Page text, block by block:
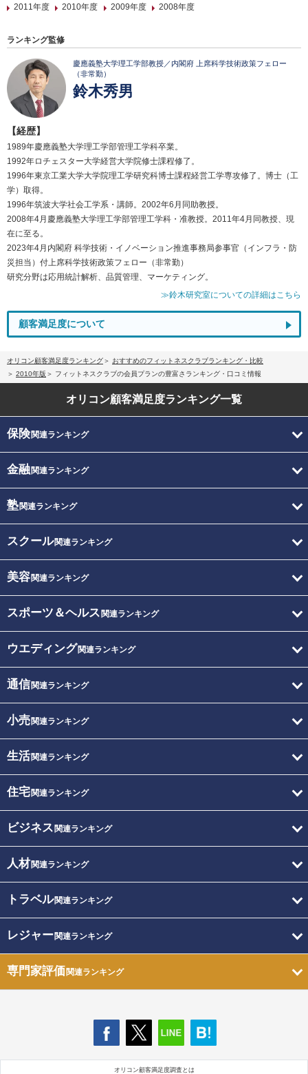
2011年度
2010年度 2009年度 2008年度
ランキング監修
慶應義塾大学理工学部教授／内閣府 上席科学技術政策フェロー
（非常勤）
鈴木秀男
【経歴】
1989年慶應義塾大学理工学部管理工学科卒業。
1992年ロチェスター大学経営大学院修士課程修了。
1996年東京工業大学大学院理工学研究科博士課程経営工学専攻修了。博士（工
学）取得。
1996年筑波大学社会工学系・講師。2002年6月同助教授。
2008年4月慶應義塾大学理工学部管理工学科・准教授。2011年4月同教授、現
在に至る。
2023年4月内閣府 科学技術・イノベーション推進事務局参事官（インフラ・防
災担当）付上席科学技術政策フェロー（非常勤）
研究分野は応用統計解析、品質管理、マーケティング。
≫鈴木研究室についての詳細はこちら
顧客満足度について
オリコン顧客満足度ランキング
おすすめのフィットネスクラブランキング・比較
2010年版
フィットネスクラブの会員プランの豊富さランキング・口コミ情報
オリコン顧客満足度ランキング一覧
保険関連ランキング
金融関連ランキング
塾関連ランキング
スクール関連ランキング
美容関連ランキング
スポーツ＆ヘルス 関連ランキング
ウエディング関連ランキング
通信関連ランキング
小売関連ランキング
生活関連ランキング
住宅関連ランキング
ビジネス 関連ランキング
人材関連ランキング
トラベル関連ランキング
レジャー関連ランキング
専門家評価関連ランキング
オリコン顧客満足度調査とは